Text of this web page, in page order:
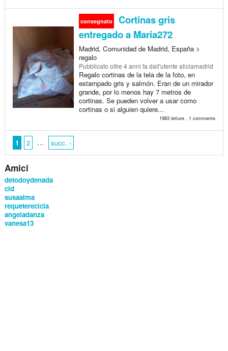
consegnato
Cortinas gris
entregado a Maria272
Madrid, Comunidad de Madrid, España >
regalo
Pubblicato oltre 4 anni fa dall'utente aliciamadrid
Regalo cortinas de la tela de la foto, en
estampado gris y salmón. Eran de un mirador
grande, por lo menos hay 7 metros de
cortinas. Se pueden volver a usar como
cortinas o si alguien quiere...
1983 letture , 1 commento
1 2 … succ. ›
Amici
detodoydenada
cid
susaalma
requeterecicla
angeladanza
vanesa13